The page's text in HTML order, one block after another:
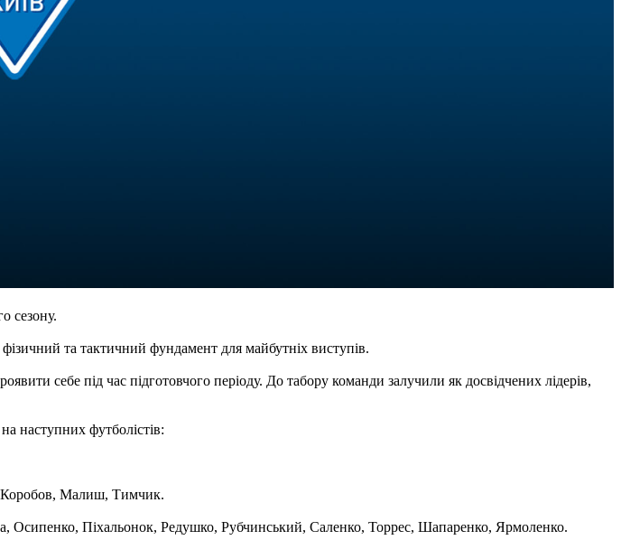
сезону.
та тактичний фундамент для майбутніх виступів.
себе під час підготовчого періоду. До табору команди залучили як досвідчених лідерів,
наступних футболістів:
Коробов, Малиш, Тимчик.
Піхальонок, Редушко, Рубчинський, Саленко, Торрес, Шапаренко, Ярмоленко.